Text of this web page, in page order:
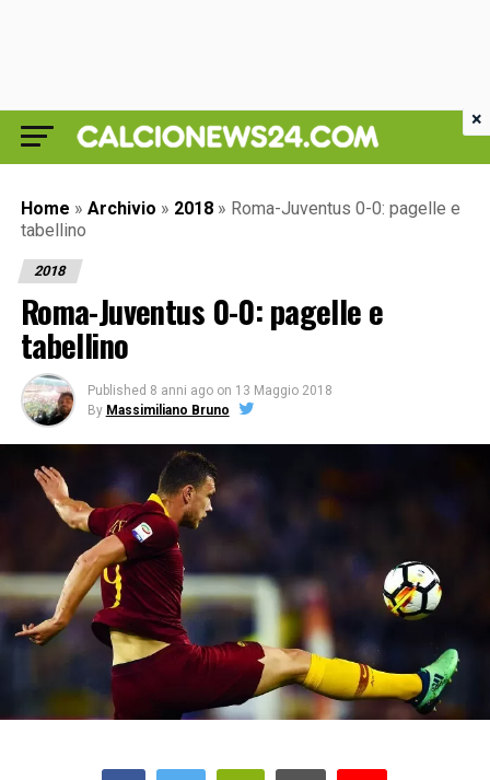
Home » Archivio » 2018 » Roma-Juventus 0-0: pagelle e
tabellino
2018
Roma-Juventus 0-0: pagelle e
tabellino
Published 8 anni ago on 13 Maggio 2018
By Massimiliano Bruno
×